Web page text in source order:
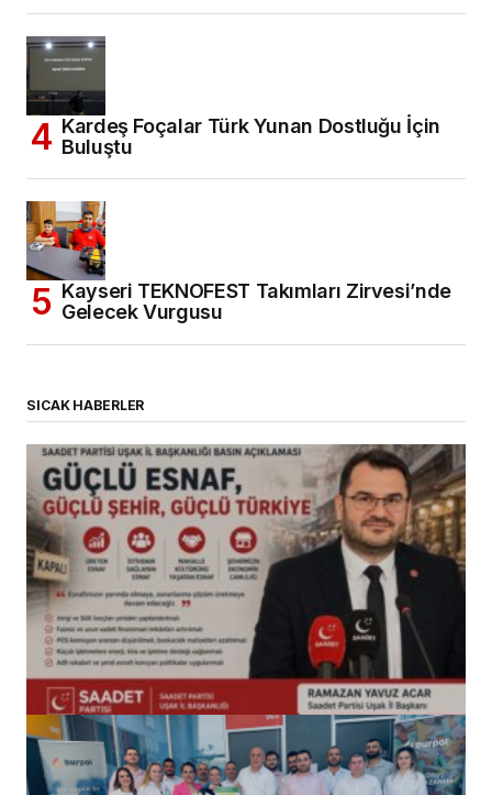
Kardeş Foçalar Türk Yunan Dostluğu İçin
Buluştu
Kayseri TEKNOFEST Takımları Zirvesi’nde
Gelecek Vurgusu
SICAK HABERLER
(başlıksız)
Alaattin Karahan tarafından 14/07/2026